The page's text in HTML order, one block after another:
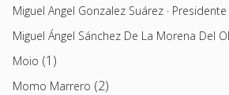
Miguel Angel Gonzalez Suárez · Presidente
Miguel Ángel Sánchez De La Morena Del
Moio (1)
Momo Marrero (2)